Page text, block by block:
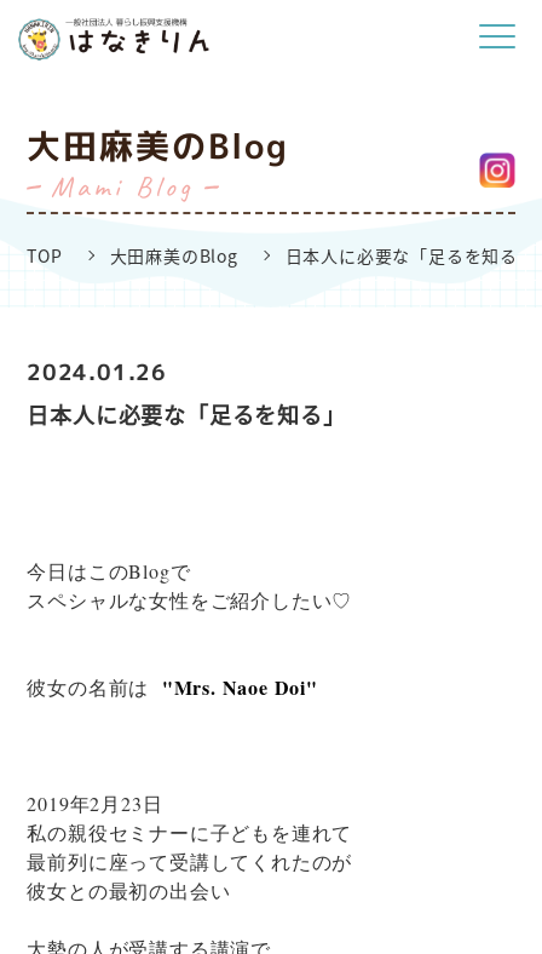
大田麻美のBlog
Mami Blog
TOP 大田麻美のBlog 日本人に必要な「足るを知る」
2024.01.26
日本人に必要な「足るを知る」
今日はこのBlogで
スペシャルな女性をご紹介したい♡
彼女の名前は "Mrs. Naoe Doi"
2019年2月23日
私の親役セミナーに子どもを連れて
最前列に座って受講してくれたのが
彼女との最初の出会い
大勢の人が受講する講演で